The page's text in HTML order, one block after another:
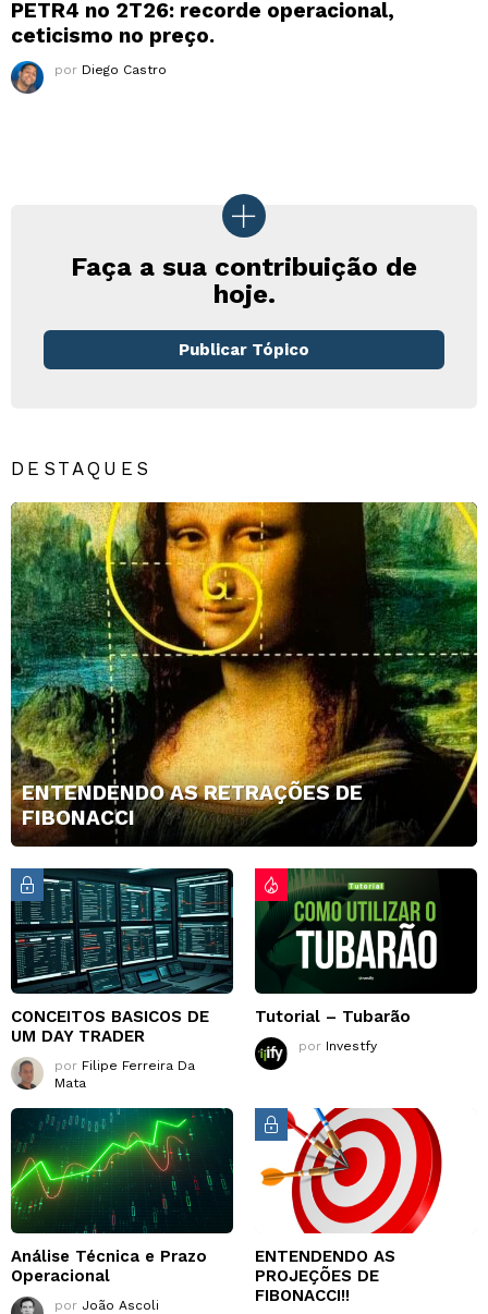
PETR4 no 2T26: recorde operacional,
ceticismo no preço.
por Diego Castro
Faça a sua contribuição de
hoje.
Publicar Tópico
DESTAQUES
ENTENDENDO AS RETRAÇÕES DE
FIBONACCI
CONCEITOS BASICOS DE
UM DAY TRADER
por Filipe Ferreira Da
Mata
Tutorial – Tubarão
por Investfy
Análise Técnica e Prazo
Operacional
por João Ascoli
ENTENDENDO AS
PROJEÇÕES DE
FIBONACCI!!